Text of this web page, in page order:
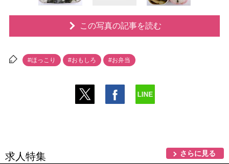
この写真の記事を読む
#ほっこり #おもしろ #お弁当
求人特集 さらに見る